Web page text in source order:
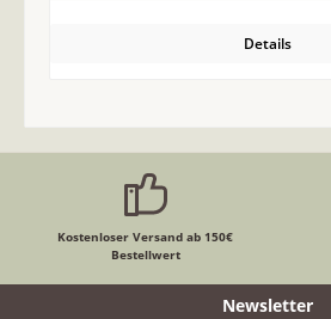
Details
Kostenloser Versand ab 150€
Bestellwert
Newsletter